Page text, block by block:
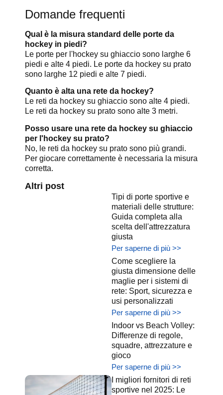
Domande frequenti
Qual è la misura standard delle porte da
hockey in piedi?
Le porte per l'hockey su ghiaccio sono larghe 6
piedi e alte 4 piedi. Le porte da hockey su prato
sono larghe 12 piedi e alte 7 piedi.
Quanto è alta una rete da hockey?
Le reti da hockey su ghiaccio sono alte 4 piedi.
Le reti da hockey su prato sono alte 3 metri.
Posso usare una rete da hockey su ghiaccio
per l'hockey su prato?
No, le reti da hockey su prato sono più grandi.
Per giocare correttamente è necessaria la misura
corretta.
Altri post
Tipi di porte sportive e
materiali delle strutture:
Guida completa alla
scelta dell'attrezzatura
giusta
Per saperne di più >>
Come scegliere la
giusta dimensione delle
maglie per i sistemi di
rete: Sport, sicurezza e
usi personalizzati
Per saperne di più >>
Indoor vs Beach Volley:
Differenze di regole,
squadre, attrezzature e
gioco
Per saperne di più >>
I migliori fornitori di reti
sportive nel 2025: Le